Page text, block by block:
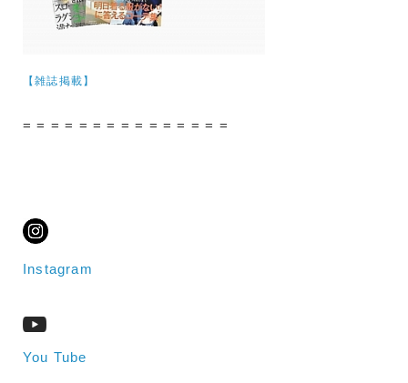
【雑誌掲載】
= = = = = = = = = = = = = = =
Instagram
You Tube